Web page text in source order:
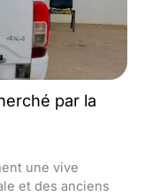
par la
une vive
et des anciens